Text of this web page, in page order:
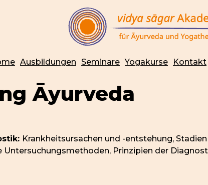
Ausbildungen Seminare Yogakurse Kontakt
Āyurveda
Krankheitsursachen und -entstehung,
Untersuchungsmethoden, Prinzipien der